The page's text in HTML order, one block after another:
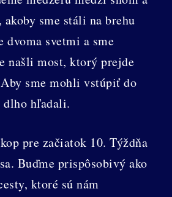
sme stáli na brehu
svetmi a sme
našli most, ktorý prejde
sme mohli vstúpiť do
dlho hľadali.
pre začiatok 10. Týždňa
Buďme prispôsobivý ako
ktoré sú nám